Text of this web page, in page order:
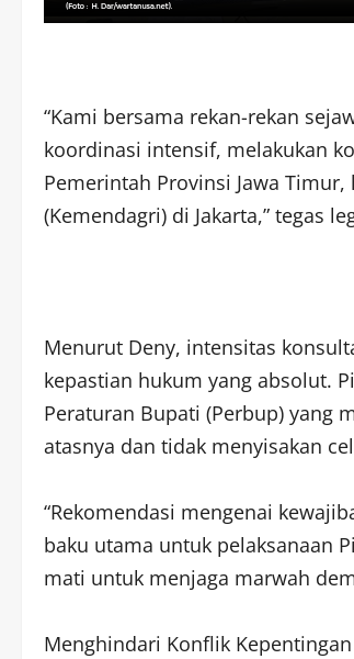
“Kami bersama rekan-rekan
koordinasi intensif, melakukan
Pemerintah Provinsi Jawa
(Kemendagri) di Jakarta,” tegas
Menurut Deny, intensitas
kepastian hukum yang absolut.
Peraturan Bupati (Perbup) yang
atasnya dan tidak menyisakan
“Rekomendasi mengenai
baku utama untuk pelaksanaan
mati untuk menjaga marwah
Menghindari Konflik